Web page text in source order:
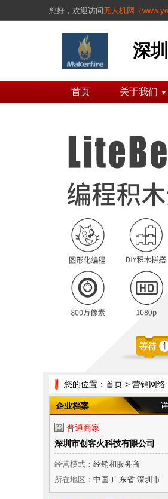
您好， 欢迎访问无人机网（
深
首页 关于我们 ▼
您的位置： 首页 > 营销网络
企业档案
普通商家
深圳市创客火科技有限公司
经营模式： 经销和服务商
所在地区： 中国 广东省 深圳市